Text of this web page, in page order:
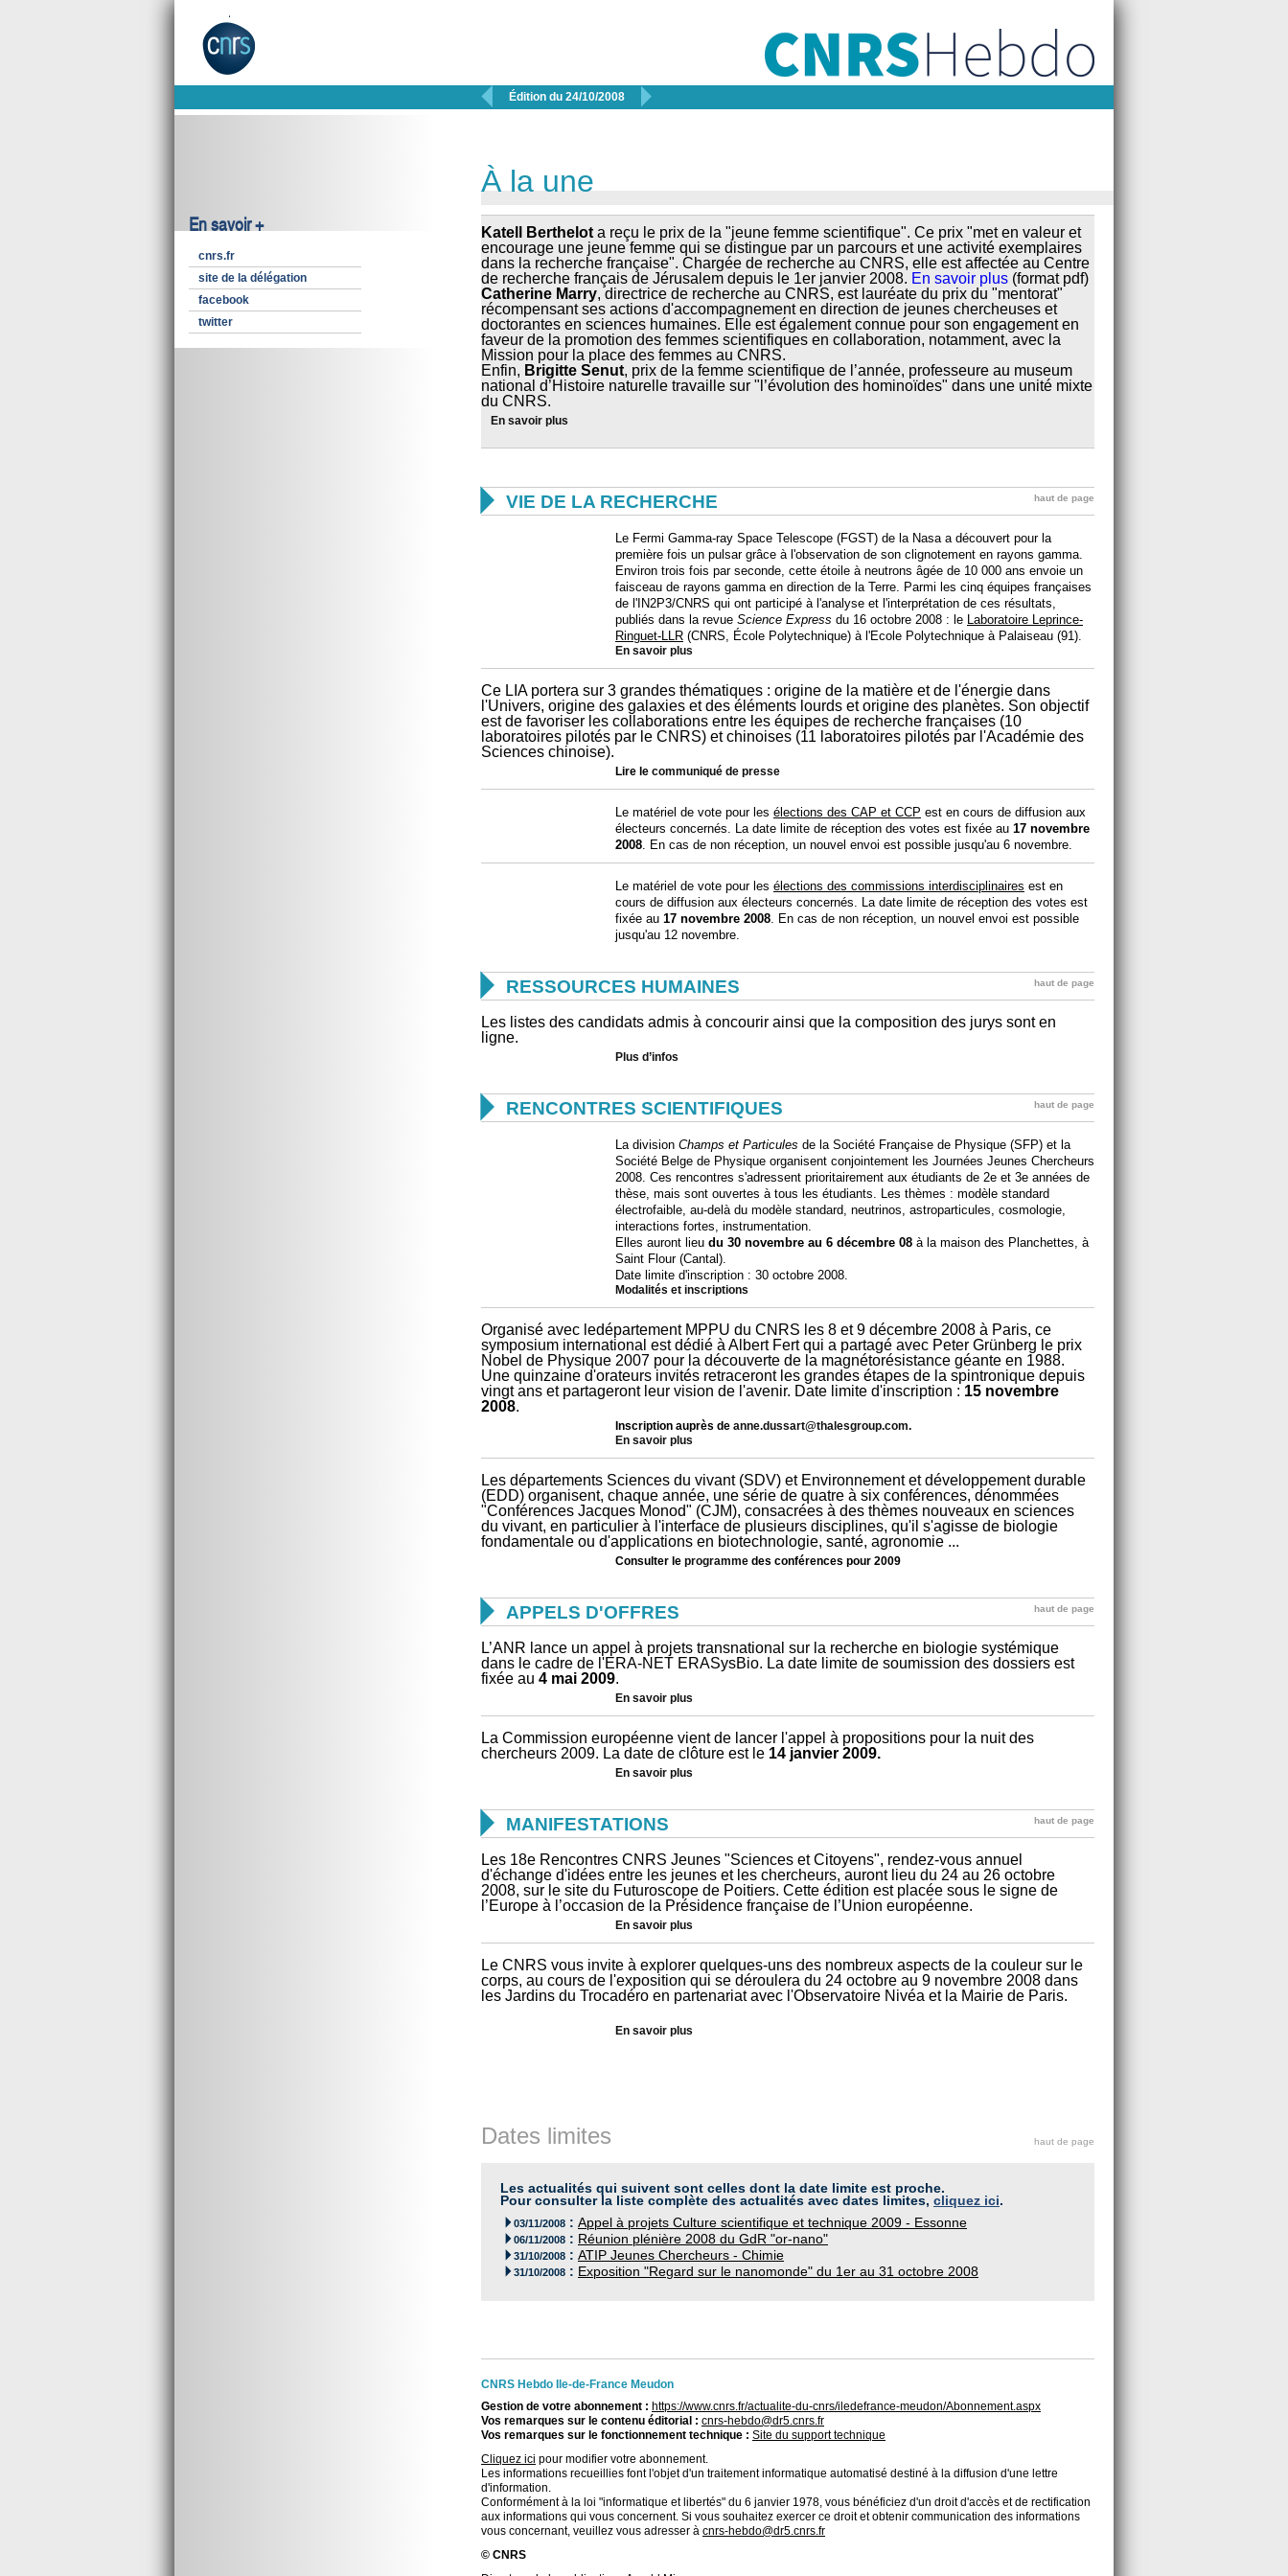
 Édition du 24/10/2008 
En savoir +
cnrs.fr
site de la délégation
facebook
twitter
À la une
Katell Berthelot a reçu le prix de la "jeune femme scientifique". Ce prix "met en valeur et
encourage une jeune femme qui se distingue par un parcours et une activité exemplaires
dans la recherche française". Chargée de recherche au CNRS, elle est affectée au Centre
de recherche français de Jérusalem depuis le 1er janvier 2008. En savoir plus (format pdf)
Catherine Marry, directrice de recherche au CNRS, est lauréate du prix du "mentorat"
récompensant ses actions d'accompagnement en direction de jeunes chercheuses et
doctorantes en sciences humaines. Elle est également connue pour son engagement en
faveur de la promotion des femmes scientifiques en collaboration, notamment, avec la
Mission pour la place des femmes au CNRS.
Enfin, Brigitte Senut, prix de la femme scientifique de l’année, professeure au museum
national d’Histoire naturelle travaille sur "l’évolution des hominoïdes" dans une unité mixte
du CNRS.
En savoir plus
 VIE DE LA RECHERCHE haut de page
Le Fermi Gamma-ray Space Telescope (FGST) de la Nasa a découvert pour la
première fois un pulsar grâce à l'observation de son clignotement en rayons gamma.
Environ trois fois par seconde, cette étoile à neutrons âgée de 10 000 ans envoie un
faisceau de rayons gamma en direction de la Terre. Parmi les cinq équipes françaises
de l'IN2P3/CNRS qui ont participé à l'analyse et l'interprétation de ces résultats,
publiés dans la revue Science Express du 16 octobre 2008 : le Laboratoire Leprince-
Ringuet-LLR (CNRS, École Polytechnique) à l'Ecole Polytechnique à Palaiseau (91).
En savoir plus
Ce LIA portera sur 3 grandes thématiques : origine de la matière et de l'énergie dans
l'Univers, origine des galaxies et des éléments lourds et origine des planètes. Son objectif
est de favoriser les collaborations entre les équipes de recherche françaises (10
laboratoires pilotés par le CNRS) et chinoises (11 laboratoires pilotés par l'Académie des
Sciences chinoise).
Lire le communiqué de presse
Le matériel de vote pour les élections des CAP et CCP est en cours de diffusion aux
électeurs concernés. La date limite de réception des votes est fixée au 17 novembre
2008. En cas de non réception, un nouvel envoi est possible jusqu'au 6 novembre.
Le matériel de vote pour les élections des commissions interdisciplinaires est en
cours de diffusion aux électeurs concernés. La date limite de réception des votes est
fixée au 17 novembre 2008. En cas de non réception, un nouvel envoi est possible
jusqu'au 12 novembre.
 RESSOURCES HUMAINES haut de page
Les listes des candidats admis à concourir ainsi que la composition des jurys sont en
ligne.
Plus d’infos
 RENCONTRES SCIENTIFIQUES haut de page
La division Champs et Particules de la Société Française de Physique (SFP) et la
Société Belge de Physique organisent conjointement les Journées Jeunes Chercheurs
2008. Ces rencontres s'adressent prioritairement aux étudiants de 2e et 3e années de
thèse, mais sont ouvertes à tous les étudiants. Les thèmes : modèle standard
électrofaible, au-delà du modèle standard, neutrinos, astroparticules, cosmologie,
interactions fortes, instrumentation.
Elles auront lieu du 30 novembre au 6 décembre 08 à la maison des Planchettes, à
Saint Flour (Cantal).
Date limite d'inscription : 30 octobre 2008.
Modalités et inscriptions
Organisé avec ledépartement MPPU du CNRS les 8 et 9 décembre 2008 à Paris, ce
symposium international est dédié à Albert Fert qui a partagé avec Peter Grünberg le prix
Nobel de Physique 2007 pour la découverte de la magnétorésistance géante en 1988.
Une quinzaine d'orateurs invités retraceront les grandes étapes de la spintronique depuis
vingt ans et partageront leur vision de l'avenir. Date limite d'inscription : 15 novembre
2008.
Inscription auprès de anne.dussart@thalesgroup.com.
En savoir plus
Les départements Sciences du vivant (SDV) et Environnement et développement durable
(EDD) organisent, chaque année, une série de quatre à six conférences, dénommées
"Conférences Jacques Monod" (CJM), consacrées à des thèmes nouveaux en sciences
du vivant, en particulier à l'interface de plusieurs disciplines, qu'il s'agisse de biologie
fondamentale ou d'applications en biotechnologie, santé, agronomie ...
Consulter le programme des conférences pour 2009
 APPELS D'OFFRES haut de page
L’ANR lance un appel à projets transnational sur la recherche en biologie systémique
dans le cadre de l'ERA-NET ERASysBio. La date limite de soumission des dossiers est
fixée au 4 mai 2009.
En savoir plus
La Commission européenne vient de lancer l'appel à propositions pour la nuit des
chercheurs 2009. La date de clôture est le 14 janvier 2009.
En savoir plus
 MANIFESTATIONS haut de page
Les 18e Rencontres CNRS Jeunes "Sciences et Citoyens", rendez-vous annuel
d'échange d'idées entre les jeunes et les chercheurs, auront lieu du 24 au 26 octobre
2008, sur le site du Futuroscope de Poitiers. Cette édition est placée sous le signe de
l’Europe à l’occasion de la Présidence française de l’Union européenne.
En savoir plus
Le CNRS vous invite à explorer quelques-uns des nombreux aspects de la couleur sur le
corps, au cours de l'exposition qui se déroulera du 24 octobre au 9 novembre 2008 dans
les Jardins du Trocadéro en partenariat avec l'Observatoire Nivéa et la Mairie de Paris.
En savoir plus
Dates limites haut de page
Les actualités qui suivent sont celles dont la date limite est proche.
Pour consulter la liste complète des actualités avec dates limites, cliquez ici.
03/11/2008 : Appel à projets Culture scientifique et technique 2009 - Essonne
06/11/2008 : Réunion plénière 2008 du GdR "or-nano"
31/10/2008 : ATIP Jeunes Chercheurs - Chimie
31/10/2008 : Exposition "Regard sur le nanomonde" du 1er au 31 octobre 2008
CNRS Hebdo Ile-de-France Meudon
Gestion de votre abonnement : https://www.cnrs.fr/actualite-du-cnrs/iledefrance-meudon/Abonnement.aspx
Vos remarques sur le contenu éditorial : cnrs-hebdo@dr5.cnrs.fr
Vos remarques sur le fonctionnement technique : Site du support technique
Cliquez ici pour modifier votre abonnement.
Les informations recueillies font l'objet d'un traitement informatique automatisé destiné à la diffusion d'une lettre
d'information.
Conformément à la loi "informatique et libertés" du 6 janvier 1978, vous bénéficiez d'un droit d'accès et de rectification
aux informations qui vous concernent. Si vous souhaitez exercer ce droit et obtenir communication des informations
vous concernant, veuillez vous adresser à cnrs-hebdo@dr5.cnrs.fr
© CNRS